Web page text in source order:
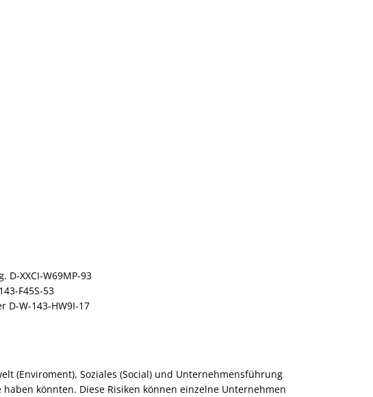
XXCI-W69MP-93
F45S-53
D-W-143-HW9I-17
(Enviroment), Soziales (Social) und Unternehmensführung
könnten. Diese Risiken können einzelne Unternehmen